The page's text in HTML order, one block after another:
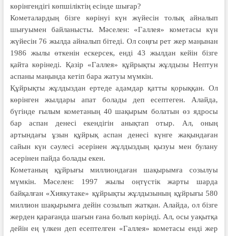
көрінгендігі көпшіліктің есінде шығар?
Кометалардың бізге көрінуі күн жүйесін толық айналып
шығуымен байланысты. Мәселен: «Галлея» кометасы күн
жүйесін 76 жылда айналып бітеді. Ол соңғы рет жер маңынан
1986 жылы өткенін ескерсек, енді 43 жылдан кейін бізге
қайта көрінеді. Қазір «Галлея» құйрықты жұлдызы Нептун
аспаны маңында кетіп бара жатуы мүмкін.
Құйрықты жұлдыздан ертеде адамдар қатты қорыққан. Ол
көрінген жылдары апат болады деп есептеген. Алайда,
бүгінде ғылым кометаның 40 шақырым болатын өз ядросы
бар аспан денесі екендігін анықтап отыр. Ал, оның
артындағы ұзын құйрық аспан денесі күнге жақындаған
сайын күн сәулесі әсерінен жұлдыздың қызуы мен булану
әсерінен пайда болады екен.
Кометаның құйрығы миллиондаған шақырымға созылуы
мүмкін. Мәселен: 1997 жылы оңтүстік жарты шарда
байқалған «Хиякутаке» құйрықты жұлдызының құйрығы 580
миллион шақырымға дейін созылып жатқан. Алайда, ол бізге
жерден қарағанда шағын ғана болып көрінді. Ал, осы уақытқа
дейін ең үлкен деп есептелген «Галлея» кометасы енді жер